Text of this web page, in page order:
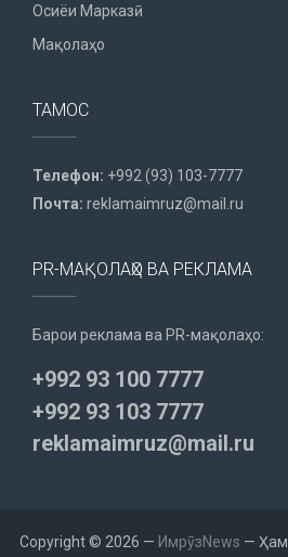
Осиёи Марказӣ
Мақолаҳо
ТАМОС
Телефон: +992 (93) 103-7777
Почта: reklamaimruz@mail.ru
PR-МАҚОЛАҲО ВА РЕКЛАМА
Барои реклама ва PR-мақолаҳо:
+992 93 100 7777
+992 93 103 7777
reklamaimruz@mail.ru
Copyright © 2026 — ИмрӯзNews —